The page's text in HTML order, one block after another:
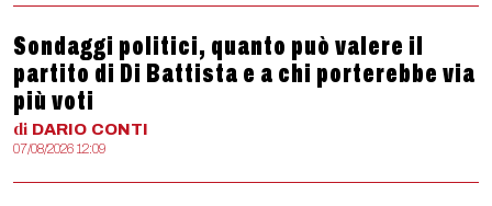
Sondaggi politici, quanto può valere il
partito di Di Battista e a chi porterebbe via
più voti
di DARIO CONTI
07/08/2026 12:09